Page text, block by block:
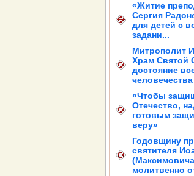
«Житие
Сергия
для детей с
задани...
Митрополит
Храм Святой
достояние
человечества
«Чтобы
Отечество,
готовым
веру»
Годовщину
святителя
молитвенно